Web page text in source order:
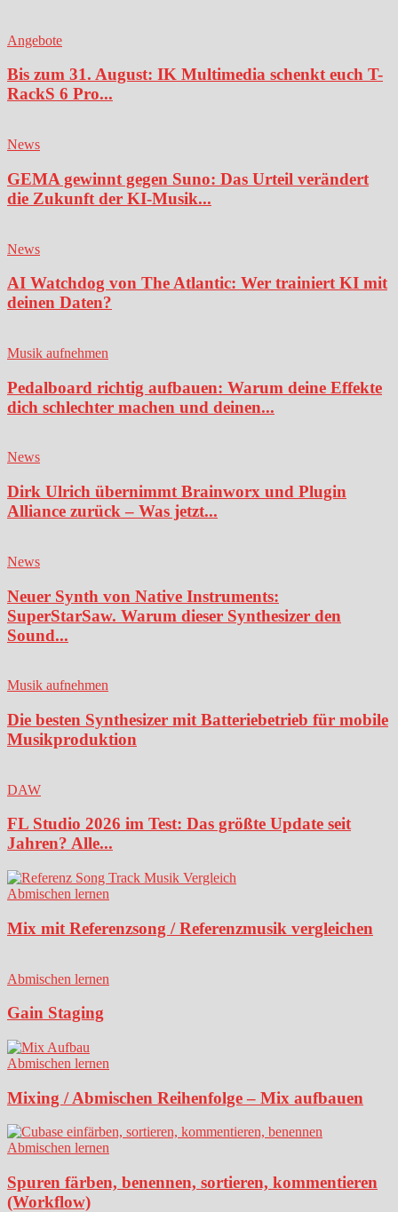
Angebote
Bis zum 31. August: IK Multimedia schenkt euch T-
RackS 6 Pro...
News
GEMA gewinnt gegen Suno: Das Urteil verändert
die Zukunft der KI-Musik...
News
AI Watchdog von The Atlantic: Wer trainiert KI mit
deinen Daten?
Musik aufnehmen
Pedalboard richtig aufbauen: Warum deine Effekte
dich schlechter machen und deinen...
News
Dirk Ulrich übernimmt Brainworx und Plugin
Alliance zurück – Was jetzt...
News
Neuer Synth von Native Instruments:
SuperStarSaw. Warum dieser Synthesizer den
Sound...
Musik aufnehmen
Die besten Synthesizer mit Batteriebetrieb für mobile
Musikproduktion
DAW
FL Studio 2026 im Test: Das größte Update seit
Jahren? Alle...
Abmischen lernen
Mix mit Referenzsong / Referenzmusik vergleichen
Abmischen lernen
Gain Staging
Abmischen lernen
Mixing / Abmischen Reihenfolge – Mix aufbauen
Abmischen lernen
Spuren färben, benennen, sortieren, kommentieren
(Workflow)